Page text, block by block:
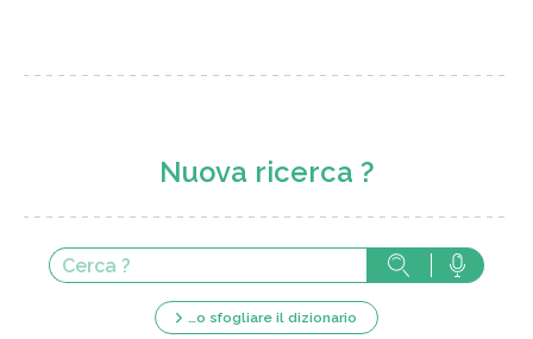
Nuova ricerca ?
…o sfogliare il dizionario